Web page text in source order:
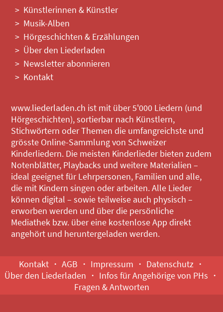
Künstlerinnen & Künstler
Musik-Alben
Hörgeschichten & Erzählungen
Über den Liederladen
Newsletter abonnieren
Kontakt
www.liederladen.ch ist mit über 5'000 Liedern (und
Hörgeschichten), sortierbar nach Künstlern,
Stichwörtern oder Themen die umfangreichste und
grösste Online-Sammlung von Schweizer
Kinderliedern. Die meisten Kinderlieder bieten zudem
Notenblätter, Playbacks und weitere Materialien –
ideal geeignet für Lehrpersonen, Familien und alle,
die mit Kindern singen oder arbeiten. Alle Lieder
können digital – sowie teilweise auch physisch –
erworben werden und über die persönliche
Mediathek bzw. über eine kostenlose App direkt
angehört und heruntergeladen werden.
Kontakt AGB Impressum
Datenschutz
Über den Liederladen
Infos für Angehörige von PHs
Fragen & Antworten